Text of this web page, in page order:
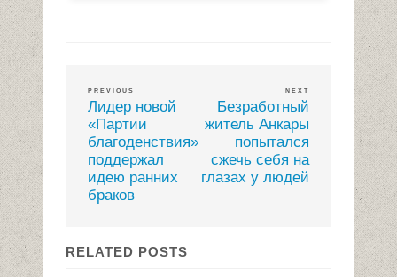
PREVIOUS
Лидер новой
«Партии
благоденствия»
поддержал
идею ранних
браков
NEXT
Безработный
житель Анкары
попытался
сжечь себя на
глазах у людей
RELATED POSTS